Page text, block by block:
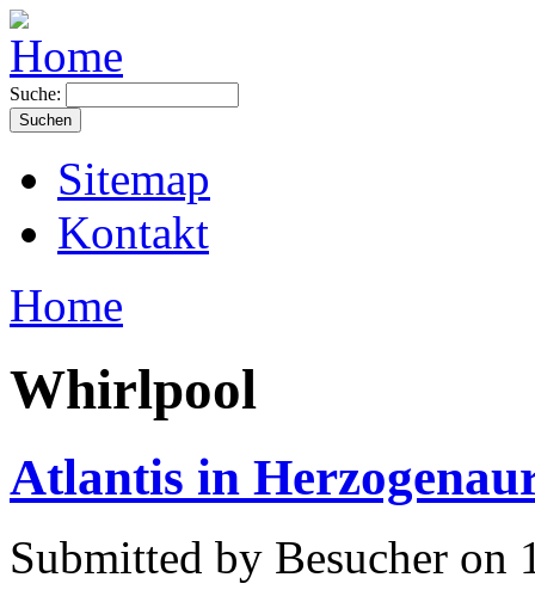
Suche:
Sitemap
Kontakt
Home
Whirlpool
Atlantis in
Submitted by Besucher on